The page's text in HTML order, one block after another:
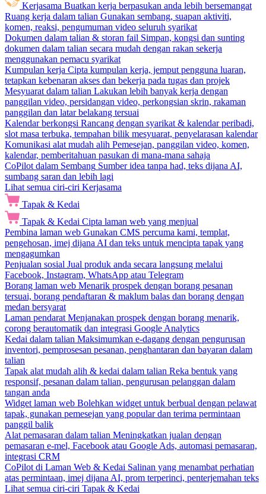
Kerjasama Buatkan kerja berpasukan anda lebih bersemangat
Ruang kerja dalam talian Gunakan sembang, suapan aktiviti,
komen, reaksi, pengumuman video seluruh syarikat
Dokumen dalam talian & storan fail Simpan, kongsi dan sunting
dokumen dalam talian secara mudah dengan rakan sekerja
menggunakan pemacu syarikat
Kumpulan kerja Cipta kumpulan kerja, jemput pengguna luaran,
tetapkan kebenaran akses dan bekerja pada tugas dan projek
Mesyuarat dalam talian Lakukan lebih banyak kerja dengan
panggilan video, persidangan video, perkongsian skrin, rakaman
panggilan dan latar belakang tersuai
Kalendar berkongsi Rancang dengan syarikat & kalendar peribadi,
slot masa terbuka, tempahan bilik mesyuarat, penyelarasan kalendar
Komunikasi alat mudah alih Pemesejan, panggilan video, komen,
kalendar, pemberitahuan pasukan di mana-mana sahaja
CoPilot dalam Sembang Sumber idea tanpa had, teks dijana AI,
sumbang saran dan lebih lagi
Lihat semua ciri-ciri Kerjasama
Tapak & Kedai
Tapak & Kedai Cipta laman web yang menjual
Pembina laman web Gunakan CMS percuma kami, templat,
pengehosan, imej dijana AI dan teks untuk mencipta tapak yang
mengagumkan
Penjualan sosial Jual produk anda secara langsung melalui
Facebook, Instagram, WhatsApp atau Telegram
Borang laman web Menarik prospek dengan borang pesanan
tersuai, borang pendaftaran & maklum balas dan borang dengan
medan bersyarat
Laman pendarat Menjanakan prospek dengan borang menarik,
corong berautomatik dan integrasi Google Analytics
Kedai dalam talian Maksimumkan e-dagang dengan pengurusan
inventori, pemprosesan pesanan, penghantaran dan bayaran dalam
talian
Tapak alat mudah alih & kedai dalam talian Reka bentuk yang
responsif, pesanan dalam talian, pengurusan pelanggan dalam
tangan anda
Widget laman web Bolehkan widget untuk berbual dengan pelawat
tapak, gunakan pemesejan yang popular dan terima permintaan
panggil balik
Alat pemasaran dalam talian Meningkatkan jualan dengan
pemasaran e-mel, Facebook atau Google Ads, automasi pemasaran,
integrasi CRM
CoPilot di Laman Web & Kedai Salinan yang menambat perhatian
atas permintaan, imej dijana AI, prom terperinci, penterjemahan teks
Lihat semua ciri-ciri Tapak & Kedai